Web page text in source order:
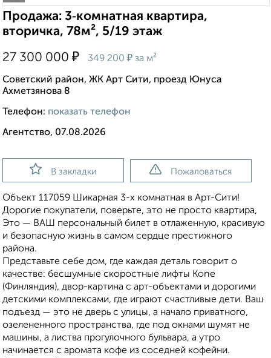
Продажа: 3‑комнатная квартира,
вторичка, 78м², 5/19 этаж
27 300 000 ₽ 349 200 ₽ за м²
Советский район, ЖК Арт Сити, проезд Юнуса
Ахметзянова 8
Телефон: показать телефон
Агентство, 07.08.2026
В закладки Пожаловаться
Объект 117059 Шикарная 3-х комнатная в Арт-Сити!
Дорогие покупатели, поверьте, это не просто квартира,
Это — ВАШ персональный билет в отлаженную, красивую
и безопасную жизнь в самом сердце престижного
района.
Представьте себе дом, где каждая деталь говорит о
качестве: бесшумные скоростные лифты Kone
(Финляндия), двор-картина с арт-объектами и дорогими
детскими комплексами, где играют счастливые дети. Ваш
подъезд — это не дверь с улицы, а начало приватного,
озелененного пространства, где под окнами шумят не
машины, а листва прогулочного бульвара, а утро
начинается с аромата кофе из соседней кофейни.